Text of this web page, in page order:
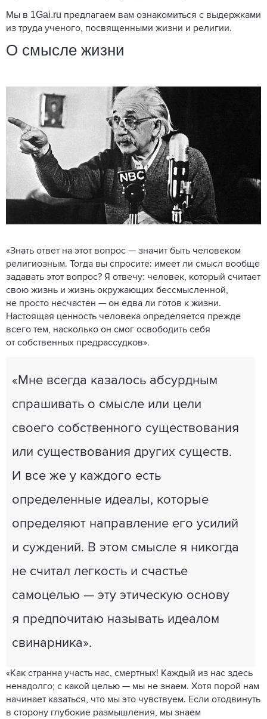
Мы в 1Gai.ru предлагаем вам ознакомиться с выдержками
из труда ученого, посвященными жизни и религии.
О смысле жизни
«Знать ответ на этот вопрос — значит быть человеком
религиозным. Тогда вы спросите: имеет ли смысл вообще
задавать этот вопрос? Я отвечу: человек, который считает
свою жизнь и жизнь окружающих бессмысленной,
не просто несчастен — он едва ли готов к жизни.
Настоящая ценность человека определяется прежде
всего тем, насколько он смог освободить себя
от собственных предрассудков».
«Мне всегда казалось абсурдным
спрашивать о смысле или цели
своего собственного существования
или существования других существ.
И все же у каждого есть
определенные идеалы, которые
определяют направление его усилий
и суждений. В этом смысле я никогда
не считал легкость и счастье
самоцелью — эту этическую основу
я предпочитаю называть идеалом
свинарника».
«Как странна участь нас, смертных! Каждый из нас здесь
ненадолго; с какой целью — мы не знаем. Хотя порой нам
начинает казаться, что мы это чувствуем. Если отодвинуть
в сторону глубокие размышления, мы знаем